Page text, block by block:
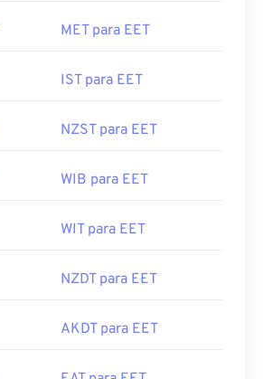
MET para EET
IST para EET
NZST para EET
WIB para EET
WIT para EET
NZDT para EET
AKDT para EET